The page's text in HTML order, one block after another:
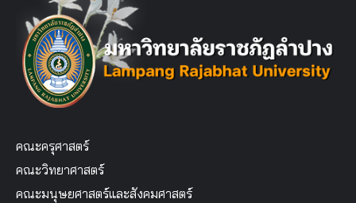
คณะครุศาสตร์
คณะวิทยาศาสตร์
คณะมนุษยศาสตร์และสังคมศาสตร์